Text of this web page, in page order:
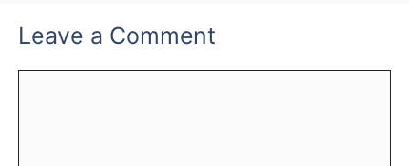
Leave a Comment